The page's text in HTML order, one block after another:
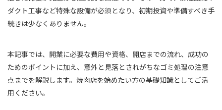
ダクト工事など特殊な設備が必須となり、初期投資や準備すべき手
続きは少なくありません。
本記事では、開業に必要な費用や資格、開店までの流れ、成功の
ためのポイントに加え、意外と見落とされがちなゴミ処理の注意
点までを解説します。焼肉店を始めたい方の基礎知識としてご活
用ください。